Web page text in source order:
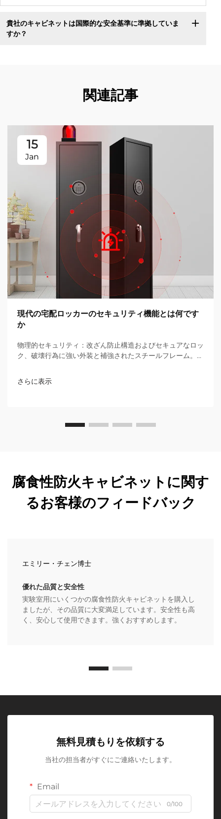
貴社のキャビネットは国際的な安全基準に準拠していま
すか？
関連記事
15
Jan
現代の宅配ロッカーのセキュリティ機能とは何です
か
物理的セキュリティ：改ざん防止構造およびセキュアなロッ
ク、破壊行為に強い外装と補強されたスチールフレーム。優
堅牢な保護が求められます。多くの業界ガイドラインでは、
ボックス...
さらに表示
腐食性防火キャビネットに関す
るお客様のフィードバック
エミリー・チェン博士
優れた品質と安全性
実験室用にいくつかの腐食性防火キャビネットを購入し
ましたが、その品質に大変満足しています。安全性も高
く、安心して使用できます。強くおすすめします。
無料見積もりを依頼する
当社の担当者がすぐにご連絡いたします。
Email
0/100